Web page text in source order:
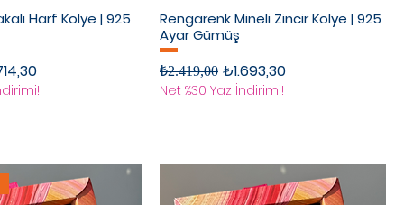
Harf Kolye | 925
Fiyat
Rengarenk Mineli Zincir Kolye | 925
Ayar Gümüş
Normal Fiyat
₺2.419,00 İndirimli Fiyat
₺1.693,30
Net %30 Yaz İndirimi!